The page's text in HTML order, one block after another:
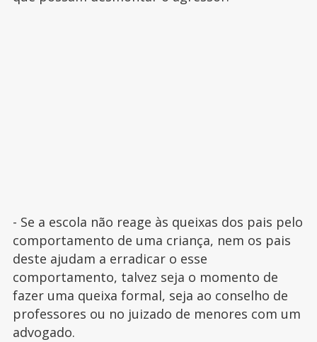
- Se a escola não reage às queixas dos pais pelo
comportamento de uma criança, nem os pais
deste ajudam a erradicar o esse
comportamento, talvez seja o momento de
fazer uma queixa formal, seja ao conselho de
professores ou no juizado de menores com um
advogado.